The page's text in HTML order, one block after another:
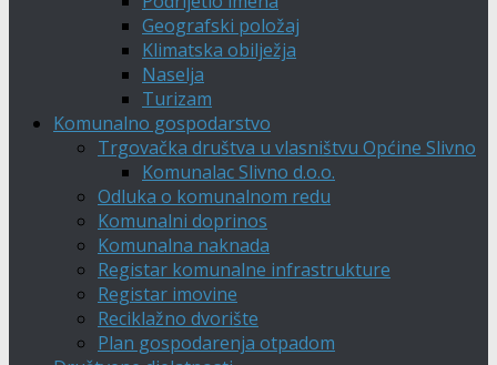
Geografski položaj
Klimatska obilježja
Naselja
Turizam
Komunalno gospodarstvo
Trgovačka društva u vlasništvu Općine Slivno
Komunalac Slivno d.o.o.
Odluka o komunalnom redu
Komunalni doprinos
Komunalna naknada
Registar komunalne infrastrukture
Registar imovine
Reciklažno dvorište
Plan gospodarenja otpadom